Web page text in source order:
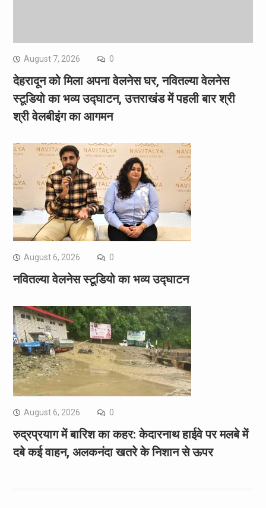
August 7, 2026 0
देहरादून को मिला अपना वेलनेस घर, नवितल्या वेलनेस
स्टूडियो का भव्य उद्घाटन, उत्तराखंड में पहली बार श्री
श्री वेलबीइंग का आगमन
August 6, 2026 0
नवितल्या वेलनेस स्टूडियो का भव्य उद्घाटन
August 6, 2026 0
रुद्रप्रयाग में बारिश का कहर: केदारनाथ हाईवे पर मलबे में
दबे कई वाहन, अलकनंदा खतरे के निशान से ऊपर